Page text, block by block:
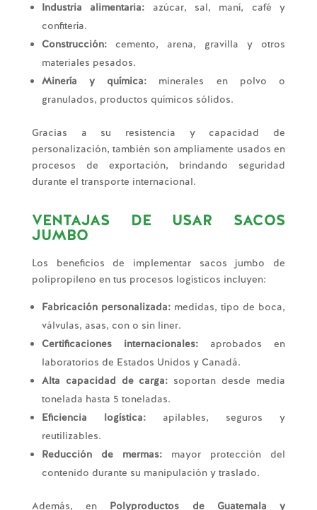
Industria alimentaria: azúcar, sal, maní, café y
confitería.
Construcción:cemento, arena, gravilla y otros
materiales pesados.
Minería y química: minerales en polvo o
granulados, productos químicos sólidos.
Gracias a su resistencia y capacidad de
personalización, también son ampliamente usados en
procesos de exportación, brindando seguridad
durante el transporte internacional.
VENTAJAS DE USAR SACOS
JUMBO
Los beneficios de implementar sacos jumbo de
polipropileno en tus procesos logísticos incluyen:
Fabricación personalizada:medidas, tipo de boca,
válvulas, asas, con o sin liner.
Certificaciones internacionales:aprobados en
laboratorios de Estados Unidos y Canadá.
Alta capacidad de carga: soportan desde media
tonelada hasta 5 toneladas.
Eficiencia logística:apilables, seguros y
reutilizables.
Reducción de mermas:mayor protección del
contenido durante su manipulación y traslado.
Además, en Polyproductos de Guatemala y